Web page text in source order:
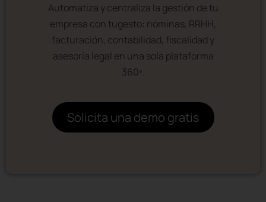
Automatiza y centraliza la gestión de tu
empresa con tugesto: nóminas, RRHH,
facturación, contabilidad, fiscalidad y
asesoría legal en una sola plataforma
360º.
Solicita una demo gratis